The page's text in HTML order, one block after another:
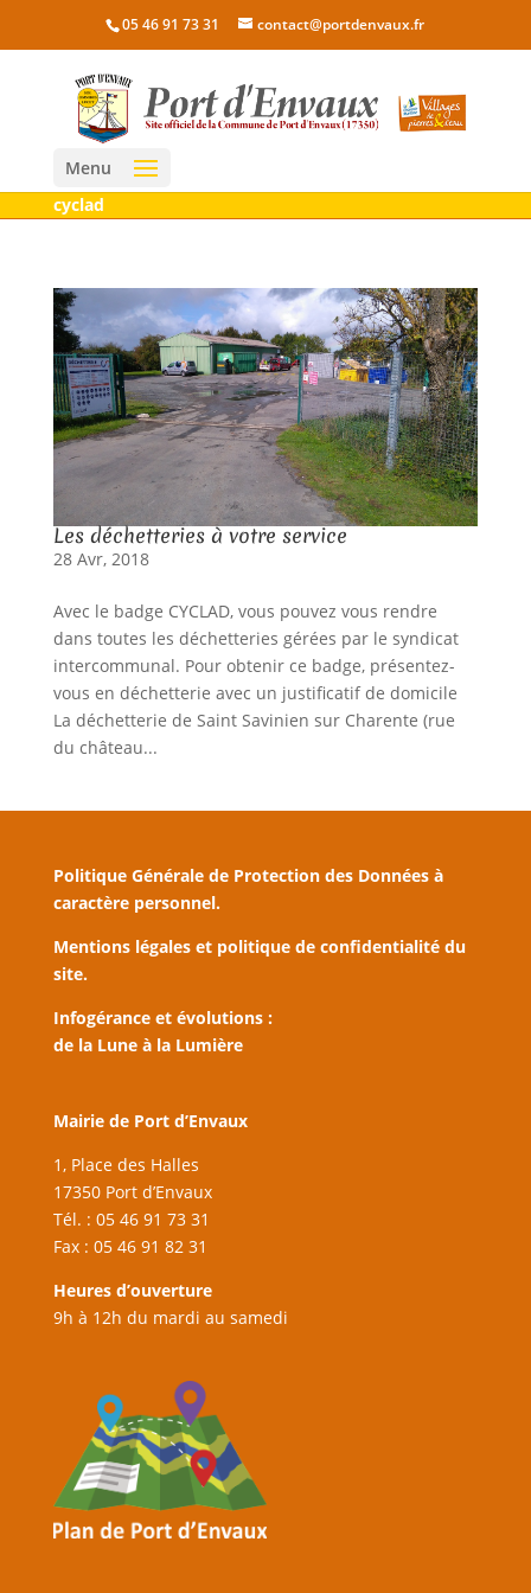
05 46 91 73 31 contact@portdenvaux.fr
Menu
cyclad
Les déchetteries à votre service
28 Avr, 2018
Avec le badge CYCLAD, vous pouvez vous rendre
dans toutes les déchetteries gérées par le syndicat
intercommunal. Pour obtenir ce badge, présentez-
vous en déchetterie avec un justificatif de domicile
La déchetterie de Saint Savinien sur Charente (rue
du château...
Politique Générale de Protection des Données à
caractère personnel.
Mentions légales et politique de confidentialité du
site.
Infogérance et évolutions :
de la Lune à la Lumière
Mairie de Port d’Envaux
1, Place des Halles
17350 Port d’Envaux
Tél. : 05 46 91 73 31
Fax : 05 46 91 82 31
Heures d’ouverture
9h à 12h du mardi au samedi